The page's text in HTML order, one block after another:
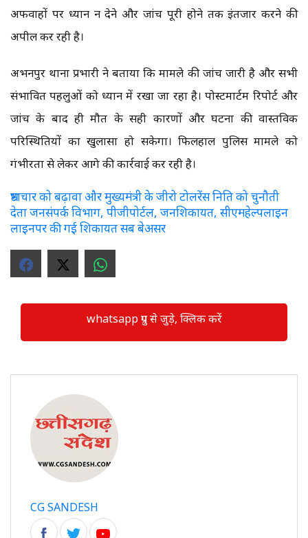
अफवाहों पर ध्यान न देने और जांच पूरी होने तक इंतजार करने की
अपील कर रही है।
अभनपुर थाना प्रभारी ने बताया कि मामले की जांच जारी है और सभी
संभावित पहलुओं को ध्यान में रखा जा रहा है। पोस्टमार्टम रिपोर्ट और
जांच के बाद ही मौत के सही कारणों और घटना की वास्तविक
परिस्थितियों का खुलासा हो सकेगा। फिलहाल पुलिस मामले को
गंभीरता से लेकर आगे की कार्रवाई कर रही है।
भ्रष्टाचार को बढ़ावा और मुख्यमंत्री के जीरो टोलरेंस निति को चुनौती
देता जनसंपर्क विभाग, पीजीपोर्टल, जनशिकायत, सीएमहेल्पलाइन
लाइनपर की गई शिकायत सब बेअसर
whatsapp ग्रुप से जुड़े, क्लिक करें
CG SANDESH